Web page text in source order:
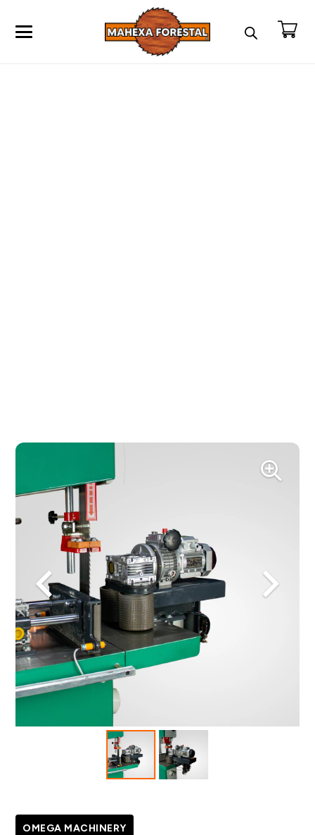
OMEGA MACHINERY